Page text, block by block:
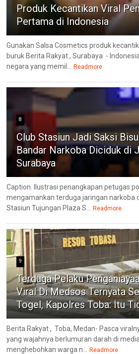
Produk Kecantikan Viral
Pertama di Indonesia
Gunakan Salsa Cosmetics produk
buruk Berita Rakyat , Surabaya -
negara yang memil... Readmore
8
Club Stasiun Jadi Saksi
Bandar Narkoba Diciduk di
Surabaya
Caption. Ilustrasi penangkapan petugas
mengamankan terduga jaringan narkoba
Stasiun Tujungan Plaza S... Readmore
9
Terduga Pelaku
Viral Di Medsos Ternyata
Togel, Kapolres Toba: Itu
Berita Rakyat , Toba, Medan- Pasca
yang wajahnya berlumuran darah di
menghebohkan warga n... Readmore